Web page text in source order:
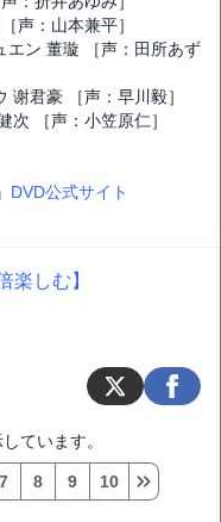
声：山本兼平］
エン 董璇 ［声：田所あず
谢君豪 ［声：早川毅］
次 ［声：小笠原仁］
DVD公式サイト
楽しむ】
ています。
7 8 9 10